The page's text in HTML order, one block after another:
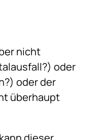
nicht
oder
oder der
überhaupt